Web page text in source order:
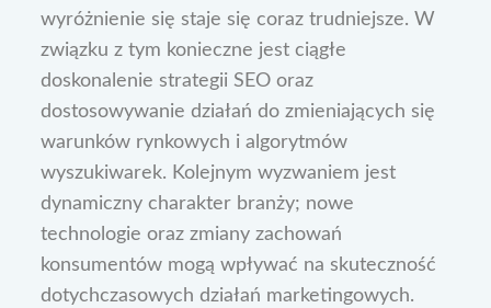
wyróżnienie się staje się coraz trudniejsze. W
związku z tym konieczne jest ciągłe
doskonalenie strategii SEO oraz
dostosowywanie działań do zmieniających się
warunków rynkowych i algorytmów
wyszukiwarek. Kolejnym wyzwaniem jest
dynamiczny charakter branży; nowe
technologie oraz zmiany zachowań
konsumentów mogą wpływać na skuteczność
dotychczasowych działań marketingowych.